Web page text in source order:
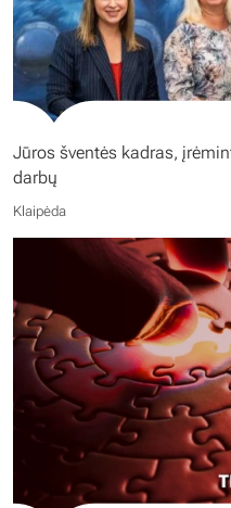
Jūros šventės kadras,
darbų
Klaipėda